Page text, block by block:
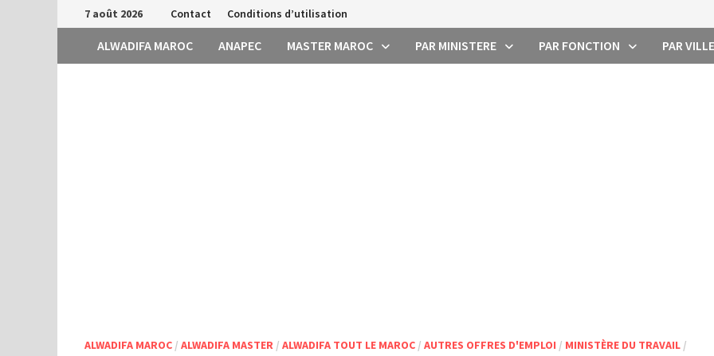
Passer
au
contenu
7 août 2026 Contact Conditions d’utilisation
ALWADIFA MAROC ANAPEC MASTER MAROC PAR MINISTERE PAR FONCTION PAR
ALWADIFA MAROC /ALWADIFA MASTER /ALWADIFA TOUT LE MAROC /AUTRES OFFRES D'EMPLOI / MINISTÈRE DU TRAVAIL /